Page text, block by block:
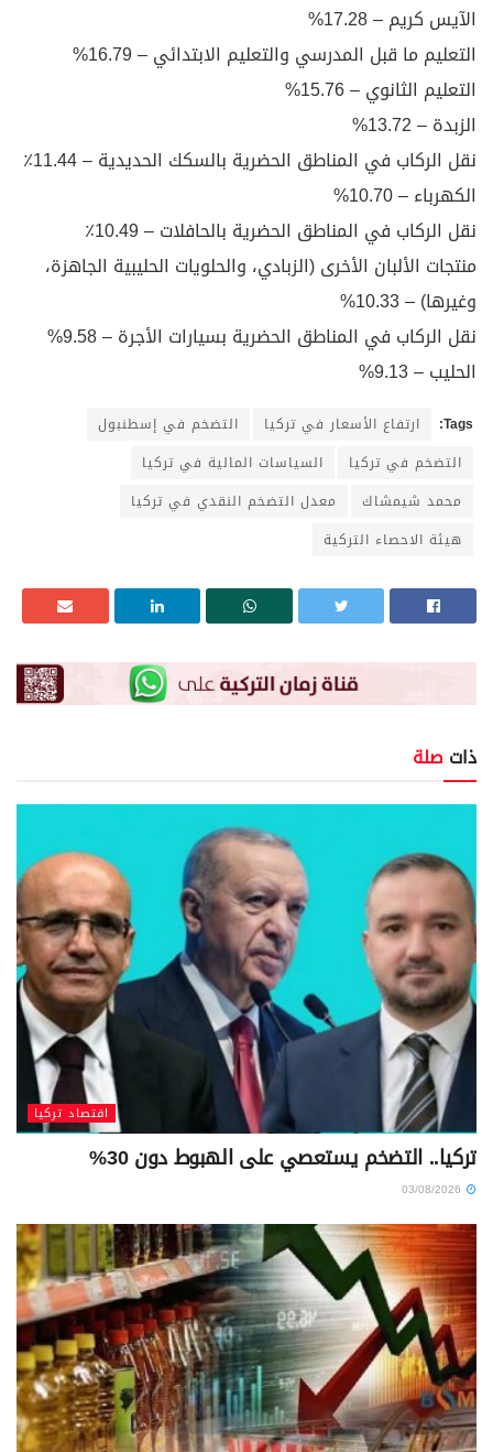
الآيس كريم – 17.28%
التعليم ما قبل المدرسي والتعليم الابتدائي – 16.79%
التعليم الثانوي – 15.76%
الزبدة – 13.72%
نقل الركاب في المناطق الحضرية بالسكك الحديدية – 11.44٪
الكهرباء – 10.70%
نقل الركاب في المناطق الحضرية بالحافلات – 10.49٪
منتجات الألبان الأخرى (الزبادي، والحلويات الحليبية الجاهزة،
وغيرها) – 10.33%
نقل الركاب في المناطق الحضرية بسيارات الأجرة – 9.58%
الحليب – 9.13%
Tags: ارتفاع الأسعار في تركيا
التضخم في إسطنبول
التضخم في تركيا
السياسات المالية في تركيا
محمد شيمشاك
معدل التضخم النقدي في تركيا
هيئة الاحصاء التركية
ذات صلة
اقتصاد تركيا
تركيا.. التضخم يستعصي على الهبوط دون 30%